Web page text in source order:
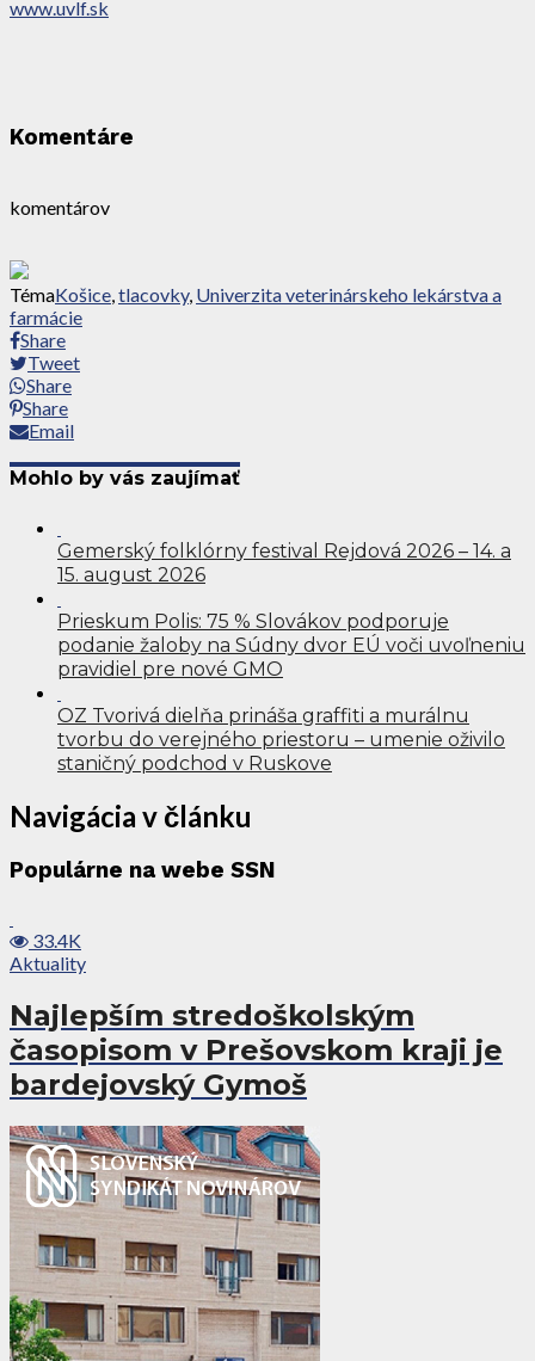
www.uvlf.sk
Komentáre
komentárov
TémaKošice,tlacovky, Univerzita veterinárskeho lekárstva a
farmácie
Share
Tweet
Share
Share
Email
Mohlo by vás zaujímať
Gemerský folklórny festival Rejdová 2026 – 14. a
15. august 2026
Prieskum Polis: 75 % Slovákov podporuje
podanie žaloby na Súdny dvor EÚ voči uvoľneniu
pravidiel pre nové GMO
OZ Tvorivá dielňa prináša graffiti a murálnu
tvorbu do verejného priestoru – umenie oživilo
staničný podchod v Ruskove
Navigácia v článku
Populárne na webe SSN
33.4K
Aktuality
Najlepším stredoškolským
časopisom v Prešovskom kraji je
bardejovský Gymoš